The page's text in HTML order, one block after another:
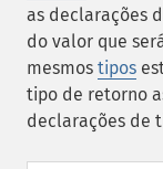
as declarações
do valor que
mesmos tipos
tipo de retorno
declarações de